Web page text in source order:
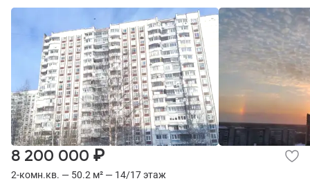
2-комн.кв. — 50.2 м² — 14/17 этаж
8 200 000 ₽